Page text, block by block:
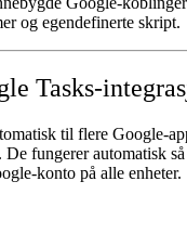
og egendefinerte skript.
Tasks-
til flere Google-
fungerer automatisk
konto på alle enheter.